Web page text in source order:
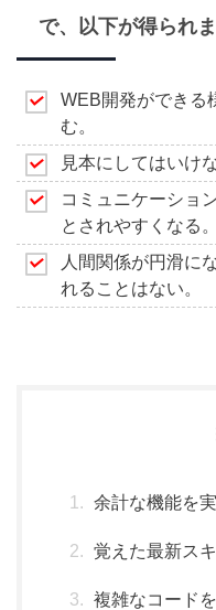
で、以下が得られま
WEB開発ができる
む。
見本にしてはいけ
コミュニケーショ
とされやすくなる。
人間関係が円滑に
れることはない。
余計な機能を
覚えた最新ス
複雑なコード